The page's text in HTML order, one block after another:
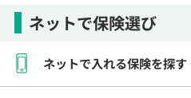
ネットで保険選び
ネットで入れる保険を探す